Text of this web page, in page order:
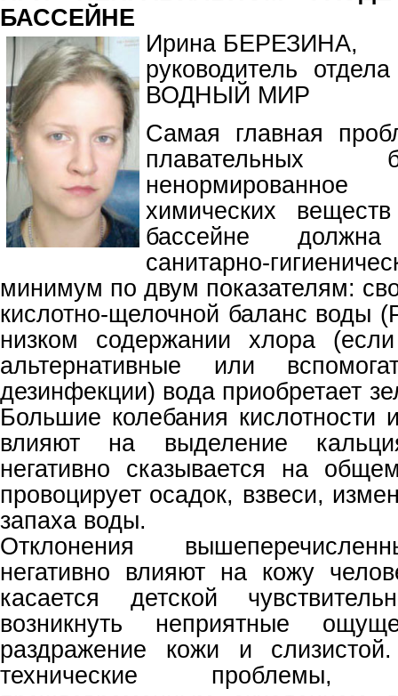
БАССЕЙНЕ
Ирина БЕРЕЗИНА,
руководитель
ВОДНЫЙ МИР
Самая главная
химических
бассейне должна
санитарно-
минимум по двум показателям:
кислотно-щелочной баланс воды
низком содержании хлора
альтернативные или
дезинфекции) вода приобретает
Большие колебания кислотности
влияют на выделение
негативно сказывается на
провоцирует осадок, взвеси,
запаха воды.
Отклонения
негативно влияют на кожу
касается детской
возникнуть неприятные
раздражение кожи и
технические